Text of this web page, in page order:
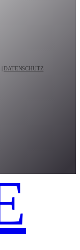
| DATENSCHUTZ